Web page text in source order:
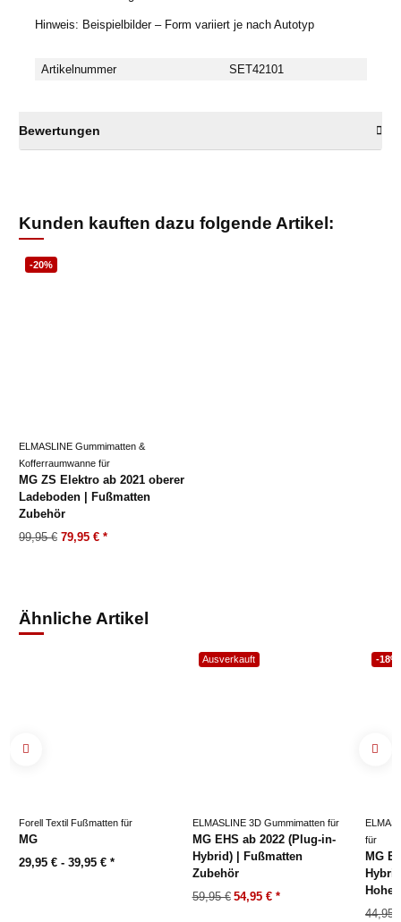
Hinweis: Beispielbilder – Form variiert je nach Autotyp
Artikelnummer SET42101
Bewertungen
Kunden kauften dazu folgende Artikel:
-20%
ELMASLINE Gummimatten &
Kofferraumwanne für
MG ZS Elektro ab 2021 oberer
Ladeboden | Fußmatten
Zubehör
99,95 € 79,95 € *
Ähnliche Artikel
Forell Textil Fußmatten für
MG
29,95 € - 39,95 € *
Ausverkauft
ELMASLINE 3D Gummimatten für
MG EHS ab 2022 (Plug-in-
Hybrid) | Fußmatten
Zubehör
59,95 € 54,95 € *
-18%
für
MG
44,95